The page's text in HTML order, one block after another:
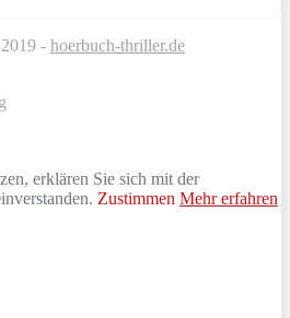
- hoerbuch-thriller.de
erklären Sie sich mit der
Zustimmen Mehr erfahren